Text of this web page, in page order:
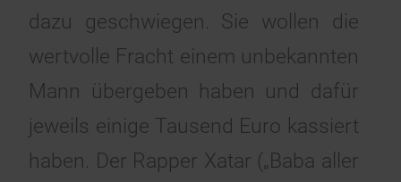
dazu geschwiegen. Sie wollen die
wertvolle Fracht einem unbekannten
Mann übergeben haben und dafür
jeweils einige Tausend Euro kassiert
haben. Der Rapper Xatar („Baba aller